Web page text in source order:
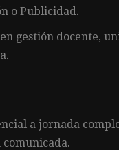
o Publicidad.
gestión docente,
a jornada
comunicada.